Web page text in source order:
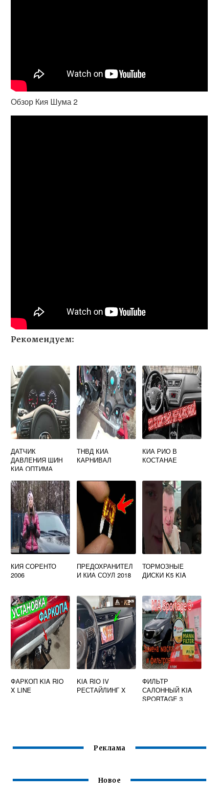
Обзор Кия Шума 2
Рекомендуем:
ДАТЧИК
ДАВЛЕНИЯ ШИН
КИА ОПТИМА
ТНВД КИА
КАРНИВАЛ
КИА РИО В
КОСТАНАЕ
КИЯ СОРЕНТО
2006
ПРЕДОХРАНИТЕЛ
И КИА СОУЛ 2018
ТОРМОЗНЫЕ
ДИСКИ K5 KIA
ФАРКОП KIA RIO
X LINE
KIA RIO IV
РЕСТАЙЛИНГ X
ФИЛЬТР
САЛОННЫЙ KIA
SPORTAGE 3
Реклама
Новое